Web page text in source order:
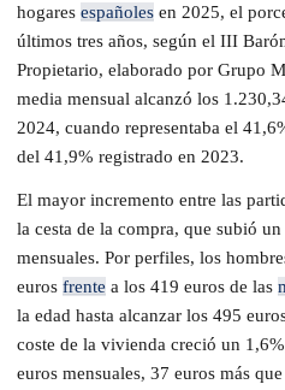
hogares españoles en 2025, el
últimos tres años, según el III
Propietario, elaborado por Grupo
media mensual alcanzó los
2024, cuando representaba el
del 41,9% registrado en 2023.
El mayor incremento entre las
la cesta de la compra, que subió
mensuales. Por perfiles, los
euros frente a los 419 euros de las
la edad hasta alcanzar los 495
coste de la vivienda creció un
euros mensuales, 37 euros más